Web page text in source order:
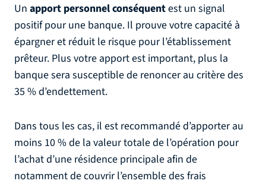
Un apport personnel conséquentest un signal
positif pour une banque. Il prouve votre capacité à
épargner et réduit le risque pour l’établissement
prêteur. Plus votre apport est important, plus la
banque sera susceptible de renoncer au critère des
35 % d’endettement.
Dans tous les cas, il est recommandé d’apporter au
moins 10 % de la valeur totale de l’opération pour
l’achat d’une résidence principale afin de
notamment de couvrir l’ensemble des frais